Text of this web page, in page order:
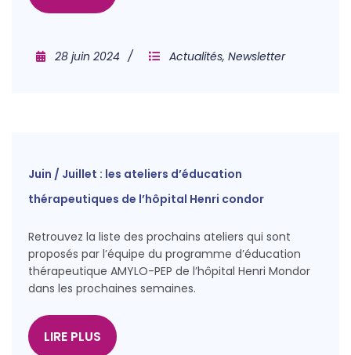
28 juin 2024 Actualités, Newsletter
Juin / Juillet : les ateliers d’éducation
thérapeutiques de l’hôpital Henri condor
Retrouvez la liste des prochains ateliers qui sont
proposés par l’équipe du programme d’éducation
thérapeutique AMYLO-PEP de l’hôpital Henri Mondor
dans les prochaines semaines.
LIRE PLUS